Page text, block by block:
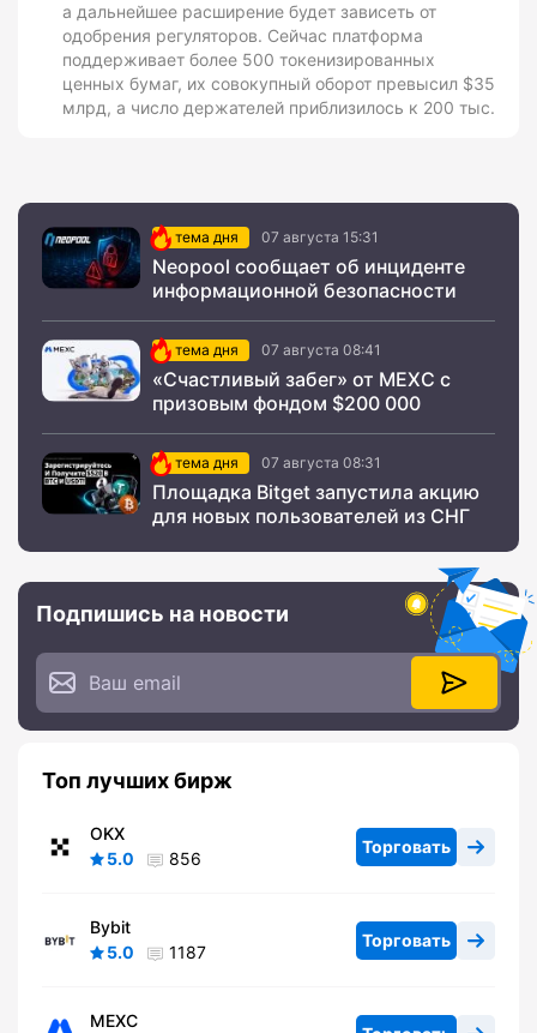
а дальнейшее расширение будет зависеть от
одобрения регуляторов. Сейчас платформа
поддерживает более 500 токенизированных
ценных бумаг, их совокупный оборот превысил $35
млрд, а число держателей приблизилось к 200 тыс.
тема дня 07 августа 15:31
Neopool сообщает об инциденте
информационной безопасности
тема дня 07 августа 08:41
«Счастливый забег» от MEXC с
призовым фондом $200 000
тема дня 07 августа 08:31
Площадка Bitget запустила акцию
для новых пользователей из СНГ
Подпишись на новости
Топ лучших бирж
OKX
5.0
856
Торговать
Bybit
5.0
1187
Торговать
MEXC